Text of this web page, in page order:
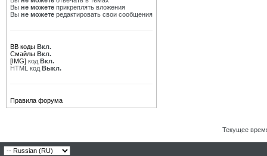
Вы не можете прикреплять вложения
Вы не можете редактировать свои сообщения
BB коды Вкл.
Смайлы Вкл.
[IMG] код Вкл.
HTML код Выкл.
Правила форума
Текущее